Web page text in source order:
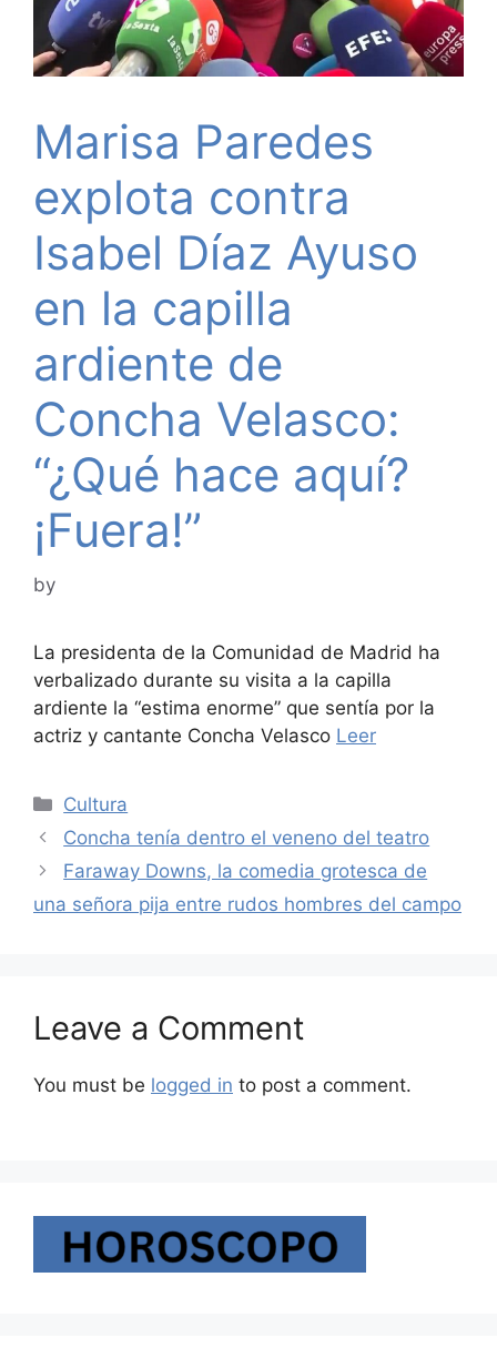
Marisa Paredes
explota contra
Isabel Díaz Ayuso
en la capilla
ardiente de
Concha Velasco:
“¿Qué hace aquí?
¡Fuera!”
by
La presidenta de la Comunidad de Madrid ha
verbalizado durante su visita a la capilla
ardiente la “estima enorme” que sentía por la
actriz y cantante Concha Velasco Leer
Categories
Cultura
Concha tenía dentro el veneno del teatro
Faraway Downs, la comedia grotesca de
una señora pija entre rudos hombres del campo
Leave a Comment
You must be logged in to post a comment.